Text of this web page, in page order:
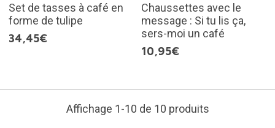
Set de tasses à café en
forme de tulipe
34,45€
Chaussettes avec le
message : Si tu lis ça,
sers-moi un café
10,95€
Affichage 1-10 de 10 produits